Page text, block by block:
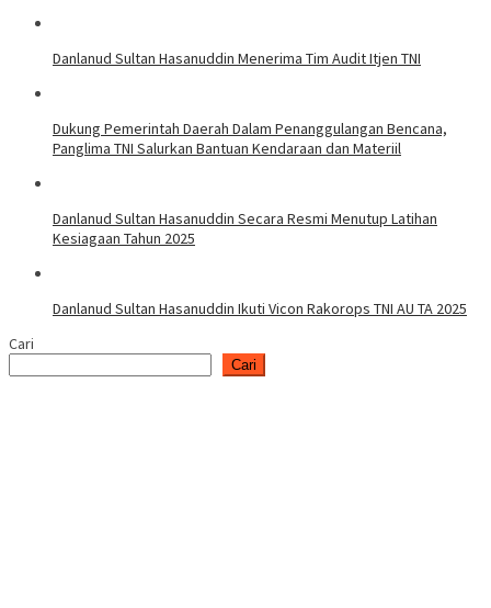
Danlanud Sultan Hasanuddin Menerima Tim Audit Itjen TNI
Dukung Pemerintah Daerah Dalam Penanggulangan Bencana,
Panglima TNI Salurkan Bantuan Kendaraan dan Materiil
Danlanud Sultan Hasanuddin Secara Resmi Menutup Latihan
Kesiagaan Tahun 2025
Danlanud Sultan Hasanuddin Ikuti Vicon Rakorops TNI AU TA 2025
Cari
Cari